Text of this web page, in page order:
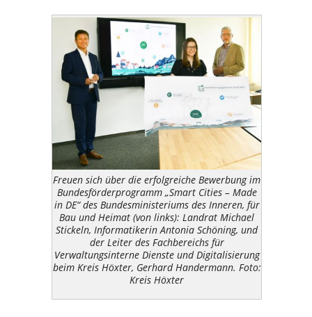
Freuen sich über die erfolgreiche Bewerbung im
Bundesförderprogramm „Smart Cities – Made
in DE“ des Bundesministeriums des Inneren, für
Bau und Heimat (von links): Landrat Michael
Stickeln, Informatikerin Antonia Schöning, und
der Leiter des Fachbereichs für
Verwaltungsinterne Dienste und Digitalisierung
beim Kreis Höxter, Gerhard Handermann. Foto:
Kreis Höxter